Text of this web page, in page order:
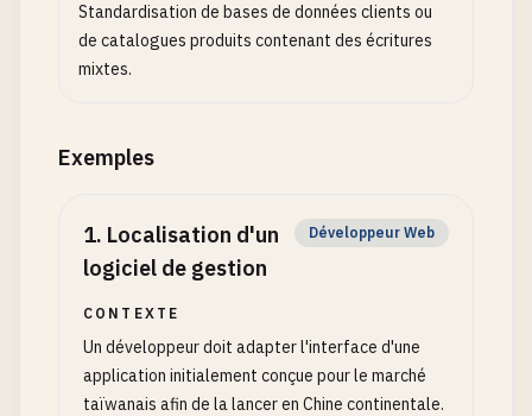
Standardisation de bases de données clients ou
de catalogues produits contenant des écritures
mixtes.
Exemples
1. Localisation d'un
logiciel de gestion
Développeur Web
CONTEXTE
Un développeur doit adapter l'interface d'une
application initialement conçue pour le marché
taïwanais afin de la lancer en Chine continentale.